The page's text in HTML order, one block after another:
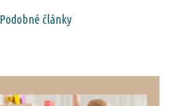
Podobné články